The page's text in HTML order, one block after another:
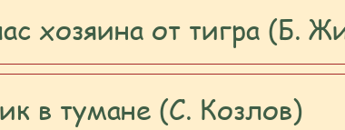
хозяина от тигра (Б.
в тумане (С. Козлов)